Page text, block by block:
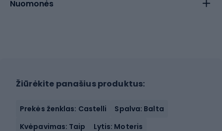
Nuomonės
Žiūrėkite panašius produktus:
Prekės ženklas: Castelli
Spalva: Balta
Kvėpavimas: Taip
Lytis: Moteris